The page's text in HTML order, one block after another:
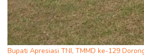
Bupati Apresiasi TNI, TMMD ke-129